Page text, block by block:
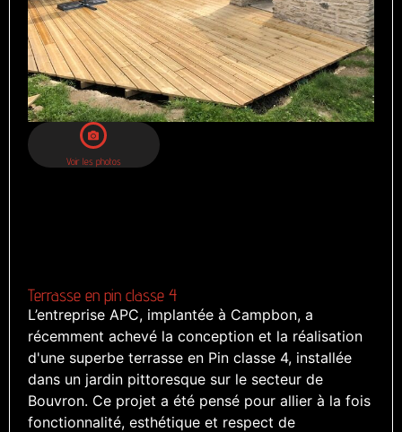
Voir les photos
Terrasse en pin classe 4
L’entreprise APC, implantée à Campbon, a
récemment achevé la conception et la réalisation
d'une superbe terrasse en Pin classe 4, installée
dans un jardin pittoresque sur le secteur de
Bouvron. Ce projet a été pensé pour allier à la fois
fonctionnalité, esthétique et respect de